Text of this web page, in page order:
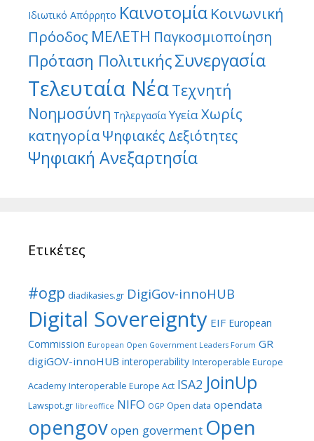
Ιδιωτικό Απόρρητο Καινοτομία Κοινωνική
Πρόοδος ΜΕΛΕΤΗ Παγκοσμιοποίηση
Πρόταση ΠολιτικήςΣυνεργασία
Τελευταία ΝέαΤεχνητή
Νοημοσύνη Τηλεργασία ΥγείαΧωρίς
κατηγορίαΨηφιακές Δεξιότητες
Ψηφιακή Ανεξαρτησία
Ετικέτες
#ogp diadikasies.gr DigiGov-innoHUB
Digital Sovereignty EIF European
Commission European Open Government Leaders Forum GR
digiGOV-innoHUB interoperability Interoperable Europe
Academy Interoperable Europe Act ISA2 JoinUp
Lawspot.gr libreoffice NIFO OGP Open data opendata
opengovopen goverment Open